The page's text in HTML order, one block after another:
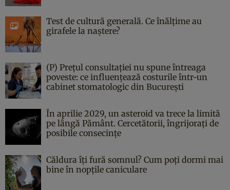
Test de cultură generală. Ce înălțime au
girafele la naștere?
(P) Prețul consultației nu spune întreaga
poveste: ce influențează costurile într-un
cabinet stomatologic din București
În aprilie 2029, un asteroid va trece la limită
pe lângă Pământ. Cercetătorii, îngrijorați de
posibile consecințe
Căldura îți fură somnul? Cum poți dormi mai
bine în nopțile caniculare